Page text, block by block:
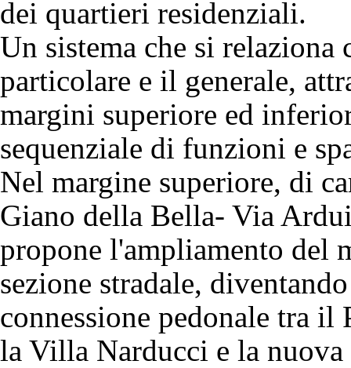
dei quartieri residenziali.
Un sistema che si
particolare e il generale,
margini superiore ed
sequenziale di funzioni e
Nel margine superiore, di
Giano della Bella- Via
propone l'ampliamento del
sezione stradale,
connessione pedonale tra
la Villa Narducci e la